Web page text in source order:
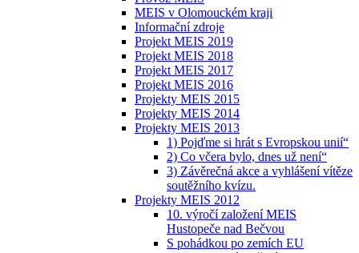
MEIS v Olomouckém kraji
Informační zdroje
Projekt MEIS 2019
Projekt MEIS 2018
Projekt MEIS 2017
Projekt MEIS 2016
Projekty MEIS 2015
Projekty MEIS 2014
Projekty MEIS 2013
1) Pojďme si hrát s Evropskou unií“
2) Co včera bylo, dnes už není“
3) Závěrečná akce a vyhlášení vítěze
soutěžního kvízu.
Projekty MEIS 2012
10. výročí založení MEIS
Hustopeče nad Bečvou
S pohádkou po zemích EU